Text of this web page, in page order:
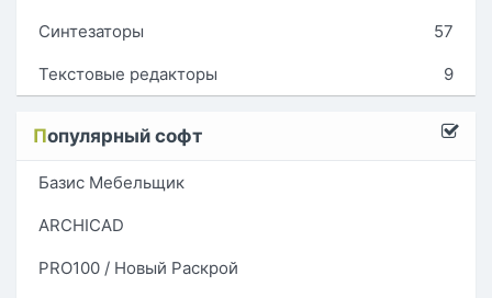
Синтезаторы 57
Текстовые редакторы 9
Популярный софт
Базис Мебельщик
ARCHICAD
PRO100 / Новый Раскрой